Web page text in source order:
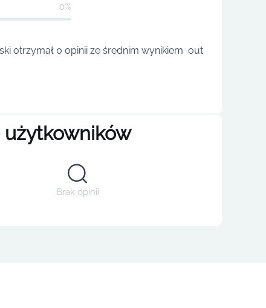
0%
otrzymał 0 opinii ze średnim wynikiem out
użytkowników
Brak opinii